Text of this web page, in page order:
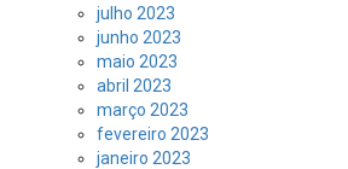
julho 2023
junho 2023
maio 2023
abril 2023
março 2023
fevereiro 2023
janeiro 2023